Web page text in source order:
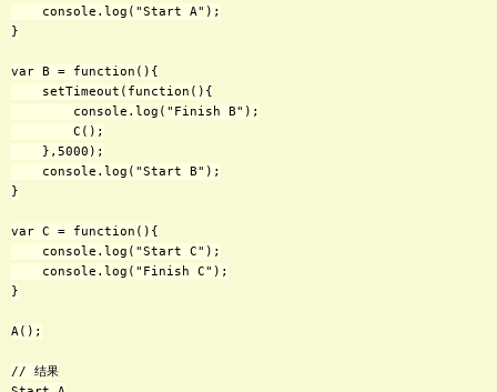
    console.log("Start A");
}
var B = function(){
    setTimeout(function(){
        console.log("Finish B");
        C();
    },5000);
    console.log("Start B");
}
var C = function(){
    console.log("Start C");
    console.log("Finish C");
}
A();
// 结果